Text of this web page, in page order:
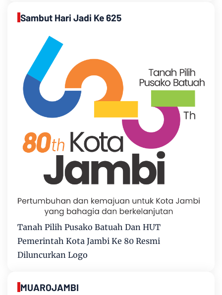
Sambut Hari Jadi Ke 625
Tanah Pilih Pusako Batuah Dan HUT
Pemerintah Kota Jambi Ke 80 Resmi
Diluncurkan Logo
MUAROJAMBI